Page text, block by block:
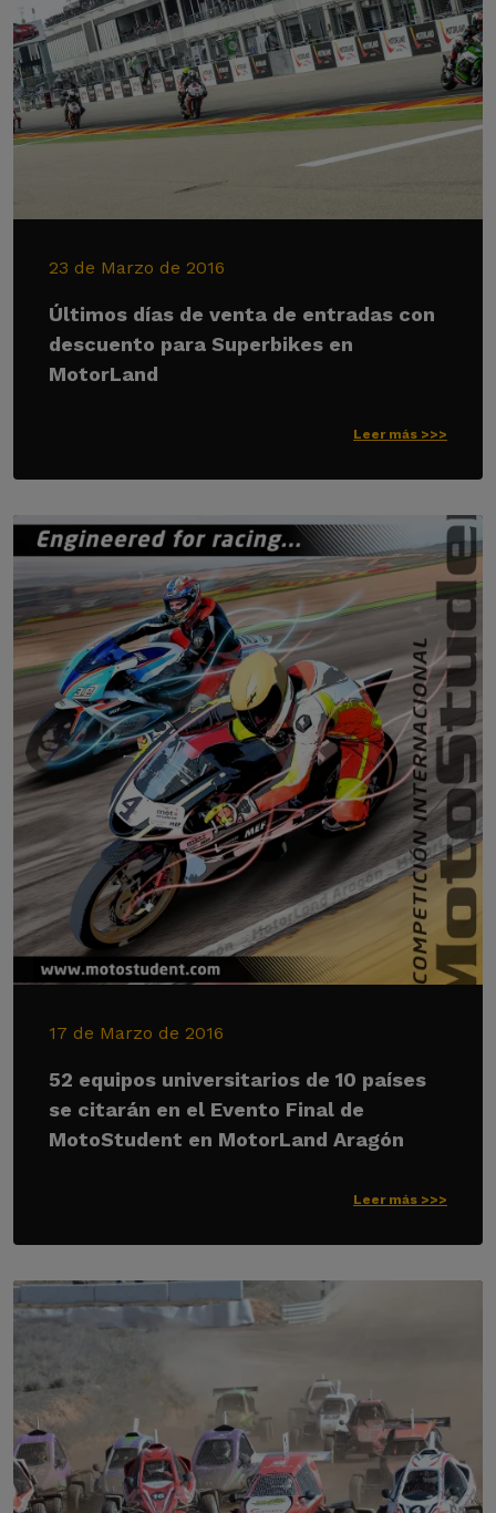
23 de Marzo de 2016
Últimos días de venta de entradas con
descuento para Superbikes en
MotorLand
Leer más >>>
17 de Marzo de 2016
52 equipos universitarios de 10 países
se citarán en el Evento Final de
MotoStudent en MotorLand Aragón
Leer más >>>